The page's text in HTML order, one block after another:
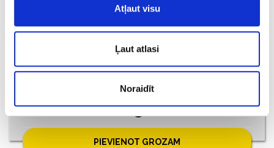
Atļaut visu
Ļaut atlasi
Noraidīt
Latvijas eiro monētu komplekts
€ 25.00
PIEVIENOT GROZAM